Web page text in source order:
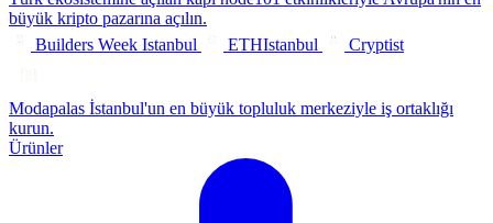
büyük kripto pazarına açılın.
Builders Week Istanbul
ETHIstanbul Cryptist
Modapalas İstanbul'un en büyük topluluk merkeziyle iş ortaklığı
kurun.
Ürünler